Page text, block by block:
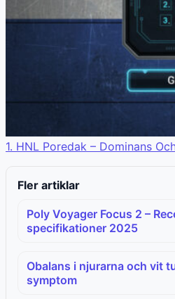
1. HNL Poredak – Dominans
Fler artiklar
Poly Voyager Focus 2 –
specifikationer 2025
Obalans i njurarna och vit
symptom